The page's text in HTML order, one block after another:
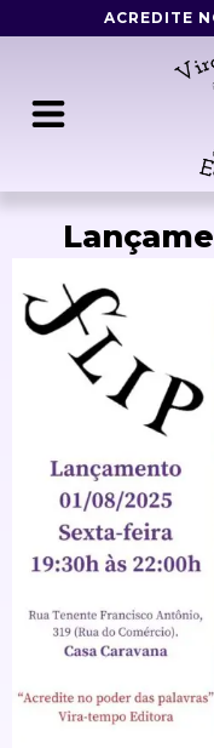
para
conteúdo
ACREDITE